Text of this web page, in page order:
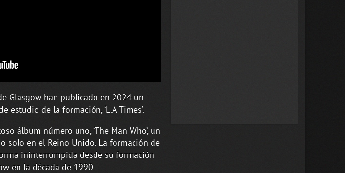
Glasgow han publicado en 2024 un
estudio de la formación, ‘L.A Times’.
álbum número uno, ‘The Man Who’, un
solo en el Reino Unido. La formación de
ininterrumpida desde su formación
en la década de 1990